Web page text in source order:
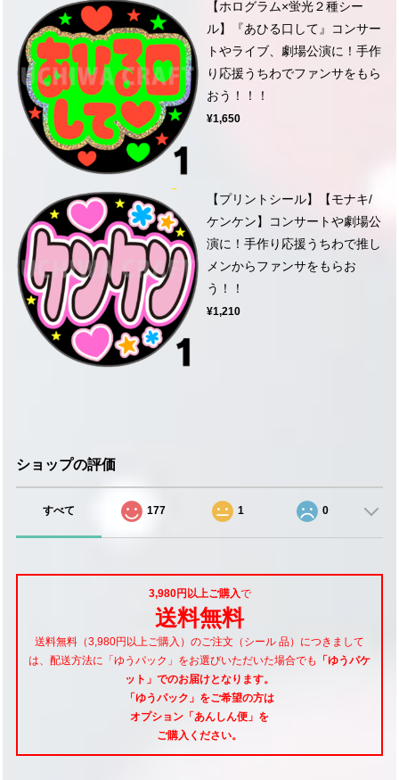
【ホログラム×蛍光２種シー
ル】『あひる口して』コンサー
トやライブ、劇場公演に！手作
り応援うちわでファンサをもら
おう！！！
¥1,650
【プリントシール】【モナキ/
ケンケン】コンサートや劇場公
演に！手作り応援うちわで推し
メンからファンサをもらお
う！！
¥1,210
ショップの評価
すべて 177 1 0
3,980円以上ご購入で
送料無料
送料無料（3,980円以上ご購入）のご注文（シール 品）につきまして
は、配送方法に「ゆうパック」をお選びいただいた場合でも
「ゆうパケ
ット」でのお届けとなります。
「ゆうパック」をご希望の方は
オプション「あんしん便」 を
ご購入ください。